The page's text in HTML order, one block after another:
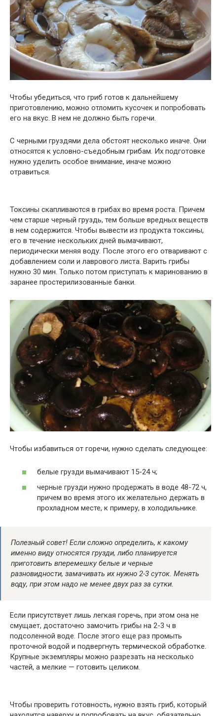
Чтобы убедиться, что гриб готов к дальнейшему
приготовлению, можно отломить кусочек и попробовать
его на вкус. В нем не должно быть горечи.
С черными груздями дела обстоят несколько иначе. Они
относятся к условно-съедобным грибам. Их подготовке
нужно уделить особое внимание, иначе можно
отравиться.
Токсины скапливаются в грибах во время роста. Причем
чем старше черный груздь, тем больше вредных веществ
в нем содержится. Чтобы вывести из продукта токсины,
его в течение нескольких дней вымачивают,
периодически меняя воду. После этого его отваривают с
добавлением соли и лаврового листа. Варить грибы
нужно 30 мин. Только потом приступать к маринованию в
заранее простерилизованные банки.
Чтобы избавиться от горечи, нужно сделать следующее:
белые грузди вымачивают 15-24 ч;
черные грузди нужно продержать в воде 48-72 ч,
причем во время этого их желательно держать в
прохладном месте, к примеру, в холодильнике.
Полезный совет! Если сложно определить, к какому
именно виду относятся грузди, либо планируется
приготовить вперемешку белые и черные
разновидности, замачивать их нужно 2-3 суток. Менять
воду, при этом надо не менее двух раз за сутки.
Если присутствует лишь легкая горечь, при этом она не
смущает, достаточно замочить грибы на 2-3 ч в
подсоленной воде. После этого еще раз промыть
проточной водой и подвергнуть термической обработке.
Крупные экземпляры можно разрезать на несколько
частей, а мелкие — готовить целиком.
Чтобы проверить готовность, нужно взять гриб, который